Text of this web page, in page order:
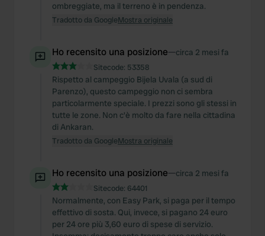
ombreggiate, ma il terreno è in pendenza.
Tradotto da GoogleMostra originale
Ho recensito una posizione—circa 2 mesi fa
Sitecode: 53358
Rispetto al campeggio Bijela Uvala (a sud di
Parenzo), questo campeggio non ci sembra
particolarmente speciale. I prezzi sono gli stessi in
tutte le zone. Non c'è molto da fare nella cittadina
di Ankaran.
Tradotto da GoogleMostra originale
Ho recensito una posizione—circa 2 mesi fa
Sitecode: 64401
Normalmente, con Easy Park, si paga per il tempo
effettivo di sosta. Qui, invece, si pagano 24 euro
per 24 ore più 3,60 euro di spese di servizio.